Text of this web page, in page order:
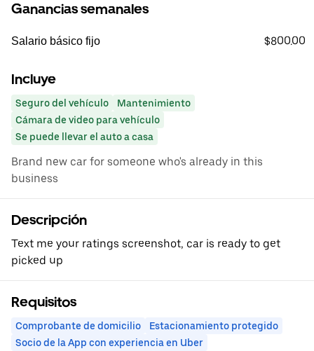
Ganancias semanales
Salario básico fijo $800.00
Incluye
Seguro del vehículo
Mantenimiento
Cámara de video para vehículo
Se puede llevar el auto a casa
Brand new car for someone who's already in this
business
Descripción
Text me your ratings screenshot, car is ready to get
picked up
Requisitos
Comprobante de domicilio
Estacionamiento protegido
Socio de la App con experiencia en Uber